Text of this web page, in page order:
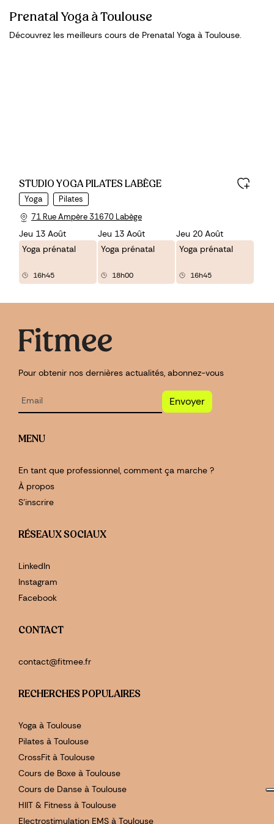
Prenatal Yoga à Toulouse
Découvrez les meilleurs cours de Prenatal Yoga à Toulouse.
STUDIO YOGA PILATES LABÈGE
Yoga
Pilates
71 Rue Ampère 31670 Labège
Jeu 13 Août
Yoga prénatal
16h45
Jeu 13 Août
Yoga prénatal
18h00
Jeu 20 Août
Yoga prénatal
16h45
Pour obtenir nos dernières actualités, abonnez-vous
Envoyer
MENU
En tant que professionnel, comment ça marche ?
À propos
S'inscrire
RÉSEAUX SOCIAUX
LinkedIn
Instagram
Facebook
CONTACT
contact@fitmee.fr
RECHERCHES POPULAIRES
Yoga à Toulouse
Pilates à Toulouse
CrossFit à Toulouse
Cours de Boxe à Toulouse
Cours de Danse à Toulouse
HIIT & Fitness à Toulouse
Electrostimulation EMS à Toulouse